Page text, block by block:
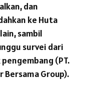
dan
ke Huta
sambil
survei dari
pengembang (PT.
Bersama Group).